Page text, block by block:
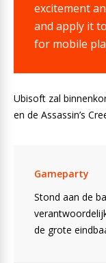
excitement
and apply it
for mobile
Ubisoft zal
en de Assassin’s
Gameparty
Stond aan de
de grote